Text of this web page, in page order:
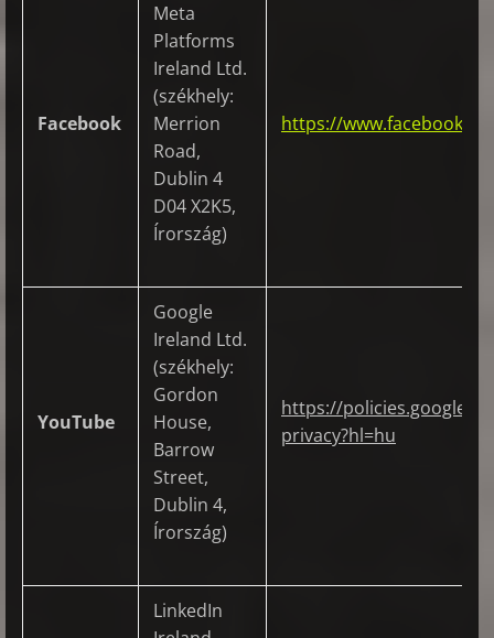
Facebook
Meta
Platforms
Ireland Ltd.
(székhely:
Merrion
Road,
Dublin 4
D04 X2K5,
Írország)
https://
YouTube
Google
Ireland Ltd.
(székhely:
Gordon
House,
Barrow
Street,
Dublin 4,
Írország)
https://
privacy?hl=hu
LinkedIn